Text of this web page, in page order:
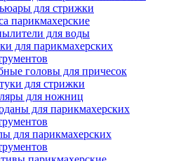
для стрижки
парикмахерские
для воды
для парикмахерских
головы для причесок
для стрижки
для ножниц
для парикмахерских
для парикмахерских